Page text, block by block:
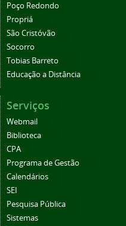
Poço Redondo
Propriá
São Cristóvão
Socorro
Tobias Barreto
Educação a Distância
Serviços
Webmail
Biblioteca
CPA
Programa de Gestão
Calendários
SEI
Pesquisa Pública
Sistemas